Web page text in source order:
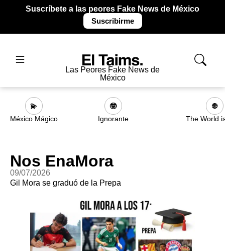
Suscríbete a las peores Fake News de México
Suscribirme
Las Peores Fake News de
México
💫
México Mágico
🤓
Ignorante
🌐
The World
Nos EnaMora
09/07/2026
Gil Mora se graduó de la Prepa